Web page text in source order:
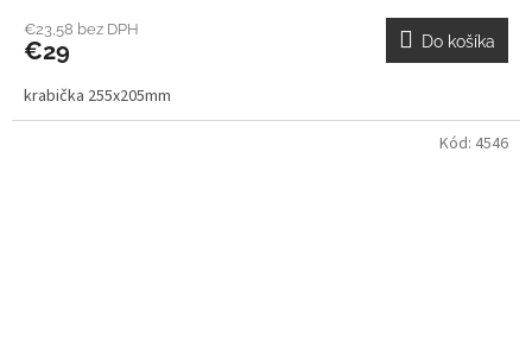
€23,58 bez DPH
€29 Do košíka
krabička 255x205mm
Kód: 4546